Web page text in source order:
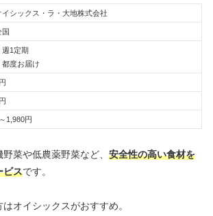
イシックス・ラ・大地株式会社
国
週1定期
都度お届け
1,980円
菜や低農薬野菜など、 安全性の高い食材を
ビスです。
オイシックスがおすすめ。